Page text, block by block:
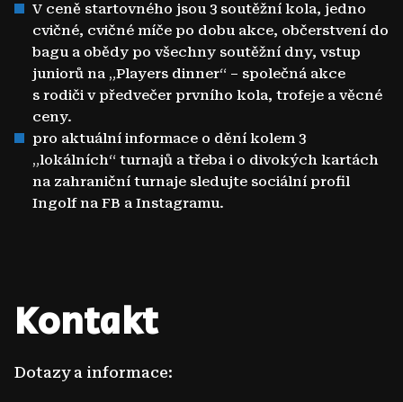
V ceně startovného jsou 3 soutěžní kola, jedno
cvičné, cvičné míče po dobu akce, občerstvení do
bagu a obědy po všechny soutěžní dny, vstup
juniorů na „Players dinner“ – společná akce
s rodiči v předvečer prvního kola, trofeje a věcné
ceny.
pro aktuální informace o dění kolem 3
„lokálních“ turnajů a třeba i o divokých kartách
na zahraniční turnaje sledujte sociální profil
Ingolf na FB a Instagramu.
Kontakt
Dotazy a informace: